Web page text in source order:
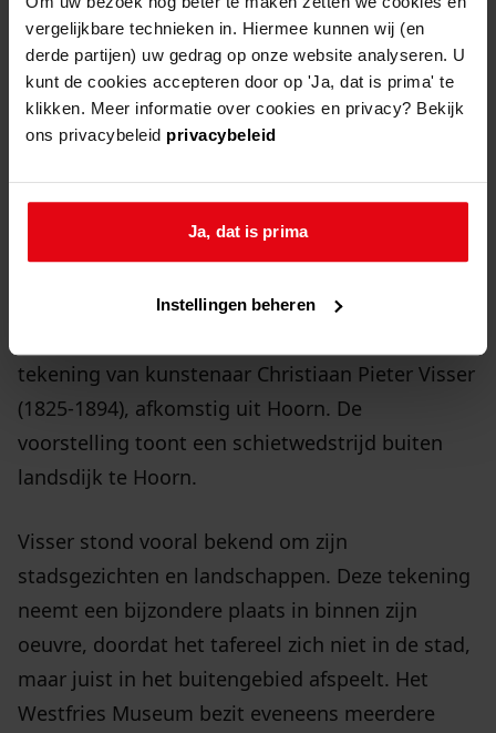
vergelijkbare technieken in. Hiermee kunnen wij (en
derde partijen) uw gedrag op onze website analyseren. U
kunt de cookies accepteren door op 'Ja, dat is prima' te
klikken. Meer informatie over cookies en privacy? Bekijk
ons privacybeleid privacybeleid
Ja, dat is prima
Instellingen beheren
toen bij hun kinderloze oom en tante terecht. In
een uitgavenregister zijn gegevens en uitgaven
van de kinderen geregistreerd.
Pagina uit het uitgavenregister van de weeskinderen
Van der Linden van Sprankhuizen
tekening c.p. visser
Aangekocht door de Stichting Vrienden van het
tekening van kunstenaar Christiaan Pieter Visser
(1825-1894), afkomstig uit Hoorn. De
voorstelling toont een schietwedstrijd buiten
landsdijk te Hoorn.
Visser stond vooral bekend om zijn
stadsgezichten en landschappen. Deze tekening
neemt een bijzondere plaats in binnen zijn
oeuvre, doordat het tafereel zich niet in de stad,
maar juist in het buitengebied afspeelt. Het
Westfries Museum bezit eveneens meerdere